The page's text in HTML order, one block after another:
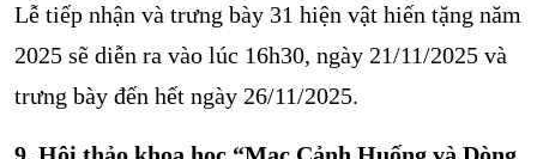
Lễ tiếp nhận và trưng bày 31 hiện vật hiến tặng năm
2025 sẽ diễn ra vào lúc 16h30, ngày 21/11/2025 và
trưng bày đến hết ngày 26/11/2025.